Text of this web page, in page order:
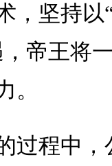
，坚持
帝王将
。
过程中